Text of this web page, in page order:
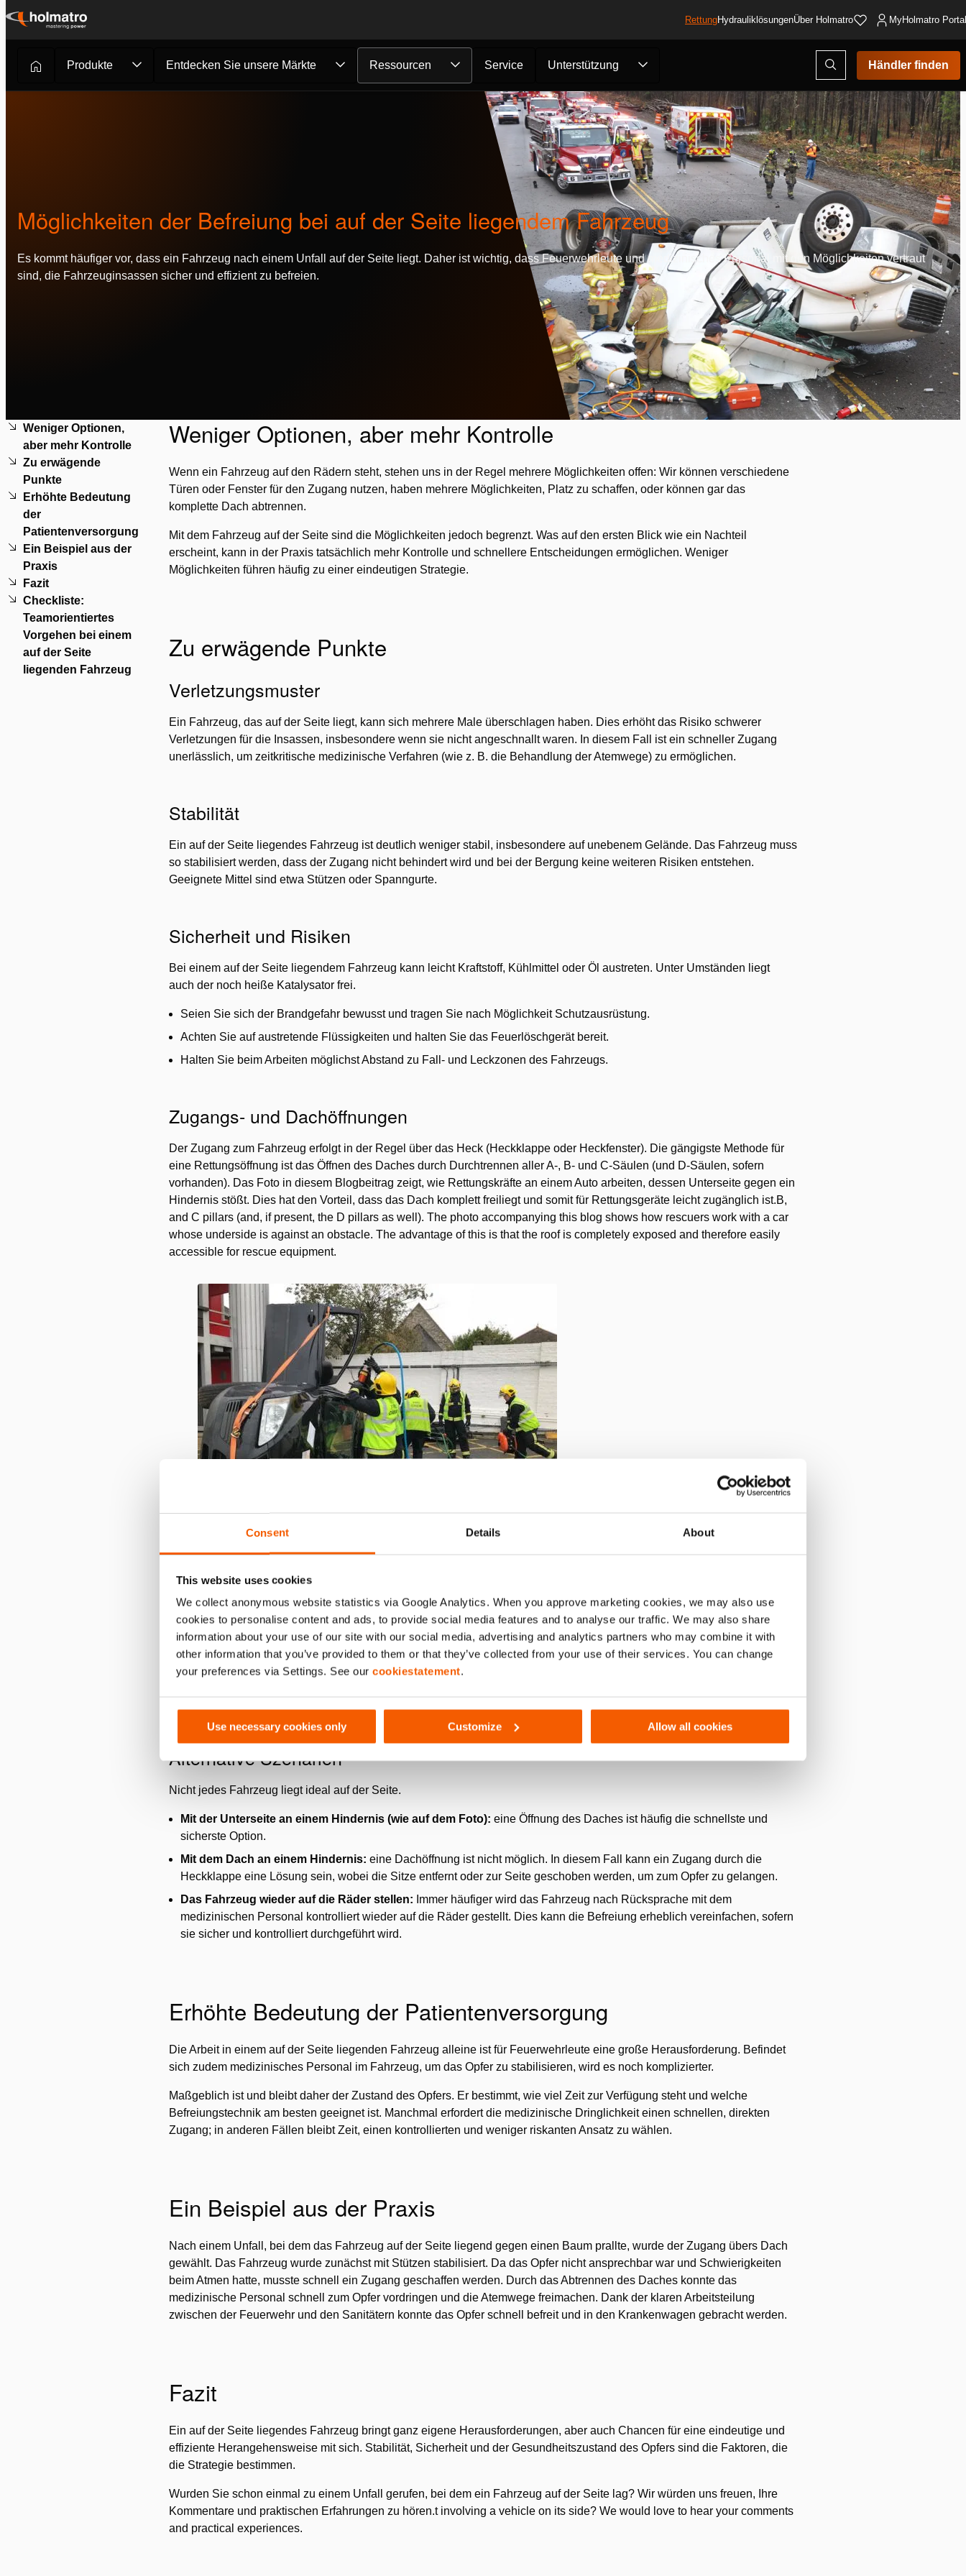
Consent Details About
This website uses cookies
We collect anonymous website statistics via Google Analytics. When you approve marketing cookies, we may also use
cookies to personalise content and ads, to provide social media features and to analyse our traffic. We may also share
information about your use of our site with our social media, advertising and analytics partners who may combine it with
other information that you’ve provided to them or that they’ve collected from your use of their services. You can change
your preferences via Settings. See our cookiestatement.
Use necessary cookies only Customize Allow all cookies
Zum
springen
RettungHydrauliklösungenÜber Holmatro MyHolmatro
Produkte Entdecken Sie unsere Märkte Ressourcen Service Unterstützung
Suchmodus
öffnen
Händler finden
Rettung /Blogs Möglichkeiten der...
Möglichkeiten der Befreiung bei auf der Seite liegendem Fahrzeug
Es kommt häufiger vor, dass ein Fahrzeug nach einem Unfall auf der Seite liegt. Daher ist wichtig, dass Feuerwehrleute und medizinisches Personal mit den Möglichkeiten vertraut
sind, die Fahrzeuginsassen sicher und effizient zu befreien.
Weniger Optionen, aber mehr Kontrolle
Wenn ein Fahrzeug auf den Rädern steht, stehen uns in der Regel mehrere Möglichkeiten offen: Wir können verschiedene
Türen oder Fenster für den Zugang nutzen, haben mehrere Möglichkeiten, Platz zu schaffen, oder können gar das
komplette Dach abtrennen.
Mit dem Fahrzeug auf der Seite sind die Möglichkeiten jedoch begrenzt. Was auf den ersten Blick wie ein Nachteil
erscheint, kann in der Praxis tatsächlich mehr Kontrolle und schnellere Entscheidungen ermöglichen. Weniger
Möglichkeiten führen häufig zu einer eindeutigen Strategie.
Zu erwägende Punkte
Verletzungsmuster
Ein Fahrzeug, das auf der Seite liegt, kann sich mehrere Male überschlagen haben. Dies erhöht das Risiko schwerer
Verletzungen für die Insassen, insbesondere wenn sie nicht angeschnallt waren. In diesem Fall ist ein schneller Zugang
unerlässlich, um zeitkritische medizinische Verfahren (wie z. B. die Behandlung der Atemwege) zu ermöglichen.
Stabilität
Ein auf der Seite liegendes Fahrzeug ist deutlich weniger stabil, insbesondere auf unebenem Gelände. Das Fahrzeug muss
so stabilisiert werden, dass der Zugang nicht behindert wird und bei der Bergung keine weiteren Risiken entstehen.
Geeignete Mittel sind etwa Stützen oder Spanngurte.
Sicherheit und Risiken
Bei einem auf der Seite liegendem Fahrzeug kann leicht Kraftstoff, Kühlmittel oder Öl austreten. Unter Umständen liegt
auch der noch heiße Katalysator frei.
Seien Sie sich der Brandgefahr bewusst und tragen Sie nach Möglichkeit Schutzausrüstung.
Achten Sie auf austretende Flüssigkeiten und halten Sie das Feuerlöschgerät bereit.
Halten Sie beim Arbeiten möglichst Abstand zu Fall- und Leckzonen des Fahrzeugs.
Zugangs- und Dachöffnungen
Der Zugang zum Fahrzeug erfolgt in der Regel über das Heck (Heckklappe oder Heckfenster). Die gängigste Methode für
eine Rettungsöffnung ist das Öffnen des Daches durch Durchtrennen aller A-, B- und C-Säulen (und D-Säulen, sofern
vorhanden). Das Foto in diesem Blogbeitrag zeigt, wie Rettungskräfte an einem Auto arbeiten, dessen Unterseite gegen ein
Hindernis stößt. Dies hat den Vorteil, dass das Dach komplett freiliegt und somit für Rettungsgeräte leicht zugänglich ist.B,
and C pillars (and, if present, the D pillars as well). The photo accompanying this blog shows how rescuers work with a car
whose underside is against an obstacle. The advantage of this is that the roof is completely exposed and therefore easily
accessible for rescue equipment.
Vermeiden von Glasbruch
Bleiben die Türen geschlossen, sollte das Glas darin entweder abgeklebt und/oder gebrochen werden. Es besteht die
Gefahr, dass Glas von oben in den Innenraum fällt und möglicherweise das Opfer oder das medizinische Personal trifft.
Durch das Öffnen der Türen vor dem Durchtrennen der Säulen entfällt diese Notwendigkeit weitestgehend. Die Tür kann mit
Alternative Szenarien
Nicht jedes Fahrzeug liegt ideal auf der Seite.
Mit der Unterseite an einem Hindernis (wie auf dem Foto): eine Öffnung des Daches ist häufig die schnellste und
sicherste Option.
Mit dem Dach an einem Hindernis: eine Dachöffnung ist nicht möglich. In diesem Fall kann ein Zugang durch die
Heckklappe eine Lösung sein, wobei die Sitze entfernt oder zur Seite geschoben werden, um zum Opfer zu gelangen.
Das Fahrzeug wieder auf die Räder stellen: Immer häufiger wird das Fahrzeug nach Rücksprache mit dem
medizinischen Personal kontrolliert wieder auf die Räder gestellt. Dies kann die Befreiung erheblich vereinfachen, sofern
sie sicher und kontrolliert durchgeführt wird.
Erhöhte Bedeutung der Patientenversorgung
Die Arbeit in einem auf der Seite liegenden Fahrzeug alleine ist für Feuerwehrleute eine große Herausforderung. Befindet
sich zudem medizinisches Personal im Fahrzeug, um das Opfer zu stabilisieren, wird es noch komplizierter.
Maßgeblich ist und bleibt daher der Zustand des Opfers. Er bestimmt, wie viel Zeit zur Verfügung steht und welche
Befreiungstechnik am besten geeignet ist. Manchmal erfordert die medizinische Dringlichkeit einen schnellen, direkten
Zugang; in anderen Fällen bleibt Zeit, einen kontrollierten und weniger riskanten Ansatz zu wählen.
Ein Beispiel aus der Praxis
Nach einem Unfall, bei dem das Fahrzeug auf der Seite liegend gegen einen Baum prallte, wurde der Zugang übers Dach
gewählt. Das Fahrzeug wurde zunächst mit Stützen stabilisiert. Da das Opfer nicht ansprechbar war und Schwierigkeiten
beim Atmen hatte, musste schnell ein Zugang geschaffen werden. Durch das Abtrennen des Daches konnte das
medizinische Personal schnell zum Opfer vordringen und die Atemwege freimachen. Dank der klaren Arbeitsteilung
zwischen der Feuerwehr und den Sanitätern konnte das Opfer schnell befreit und in den Krankenwagen gebracht werden.
Fazit
Ein auf der Seite liegendes Fahrzeug bringt ganz eigene Herausforderungen, aber auch Chancen für eine eindeutige und
effiziente Herangehensweise mit sich. Stabilität, Sicherheit und der Gesundheitszustand des Opfers sind die Faktoren, die
die Strategie bestimmen.
Wurden Sie schon einmal zu einem Unfall gerufen, bei dem ein Fahrzeug auf der Seite lag? Wir würden uns freuen, Ihre
Kommentare und praktischen Erfahrungen zu hören.t involving a vehicle on its side? We would love to hear your comments
and practical experiences.
Weniger Optionen,
aber mehr Kontrolle
Zu erwägende
Punkte
Erhöhte Bedeutung
der
Patientenversorgung
Ein Beispiel aus der
Praxis
Fazit
Checkliste:
Teamorientiertes
Vorgehen bei einem
auf der Seite
liegenden Fahrzeug